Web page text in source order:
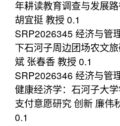
年耕读教育调查与发展
胡宜挺 教授 0.1
SRP2026345 经济与管
下石河子周边团场农文
斌 张春香 教授 0.1
SRP2026346 经济与管
健康经济学：石河子大
支付意愿研究 创新 廉伟
0.1